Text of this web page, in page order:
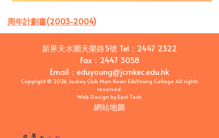
周年計劃書(2003-2004)
新界天水圍天榮路5號 Tel： 2447 2322
Fax： 2447 3058
Email ： eduyoung@jcmkec.edu.hk
Copyright © 2026 Jockey Club Man Kwan EduYoung College All rights
reserved.
Web Design byEast Tech
網站地圖